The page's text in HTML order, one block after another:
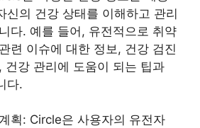
신의 건강 상태를 이해하고 관리
다. 예를 들어, 유전적으로 취약
련 이슈에 대한 정보, 건강 검진
건강 관리에 도움이 되는 팁과
다.
획: Circle은 사용자의 유전자